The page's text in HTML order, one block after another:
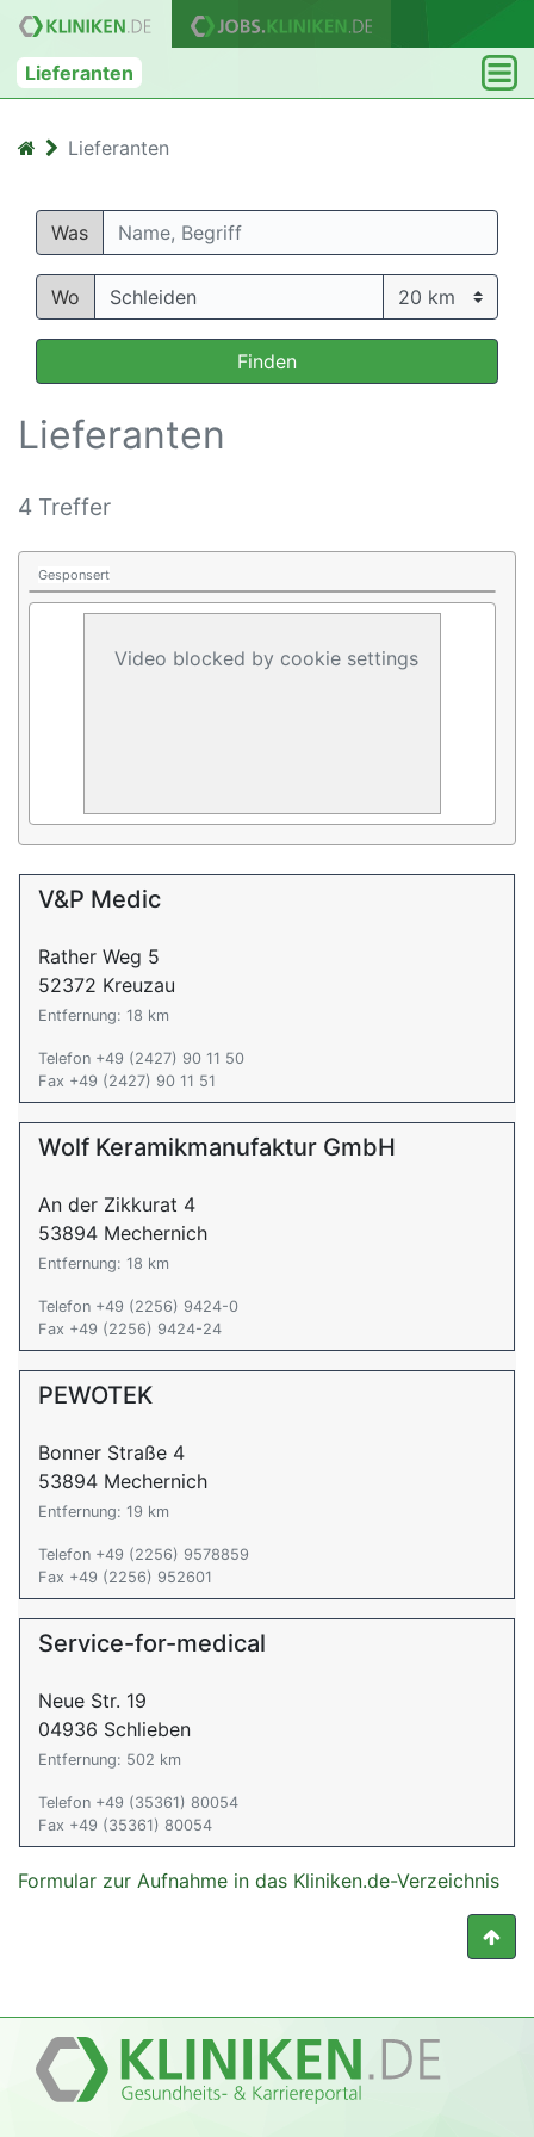
Lieferanten
Lieferanten
Was
Wo
Finden
Lieferanten
4 Treffer
Gesponsert
Video blocked by cookie settings
V&P Medic
Rather Weg 5
52372 Kreuzau
Entfernung: 18 km
Telefon +49 (2427) 90 11 50
Fax +49 (2427) 90 11 51
Wolf Keramikmanufaktur GmbH
An der Zikkurat 4
53894 Mechernich
Entfernung: 18 km
Telefon +49 (2256) 9424-0
Fax +49 (2256) 9424-24
PEWOTEK
Bonner Straße 4
53894 Mechernich
Entfernung: 19 km
Telefon +49 (2256) 9578859
Fax +49 (2256) 952601
Service-for-medical
Neue Str. 19
04936 Schlieben
Entfernung: 502 km
Telefon +49 (35361) 80054
Fax +49 (35361) 80054
Formular zur Aufnahme in das Kliniken.de-Verzeichnis